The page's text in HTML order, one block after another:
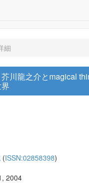
細
芥川龍之介とmagical
(ISSN:02858398)
2004